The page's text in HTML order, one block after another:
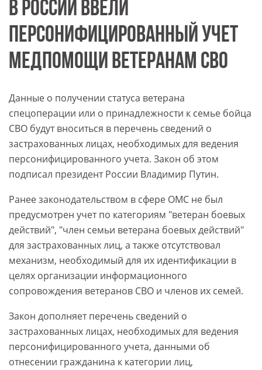
В РОССИИ ВВЕЛИ
ПЕРСОНИФИЦИРОВАННЫЙ УЧЕТ
МЕДПОМОЩИ ВЕТЕРАНАМ СВО
Данные о получении статуса ветерана
спецоперации или о принадлежности к семье бойца
СВО будут вноситься в перечень сведений о
застрахованных лицах, необходимых для ведения
персонифицированного учета. Закон об этом
подписал президент России Владимир Путин.
Ранее законодательством в сфере ОМС не был
предусмотрен учет по категориям "ветеран боевых
действий", "член семьи ветерана боевых действий"
для застрахованных лиц, а также отсутствовал
механизм, необходимый для их идентификации в
целях организации информационного
сопровождения ветеранов СВО и членов их семей.
Закон дополняет перечень сведений о
застрахованных лицах, необходимых для ведения
персонифицированного учета, данными об
отнесении гражданина к категории лиц,